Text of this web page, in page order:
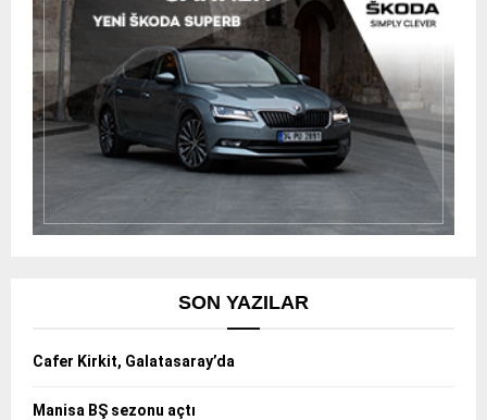
SON YAZILAR
Cafer Kirkit, Galatasaray’da
Manisa BŞ sezonu açtı